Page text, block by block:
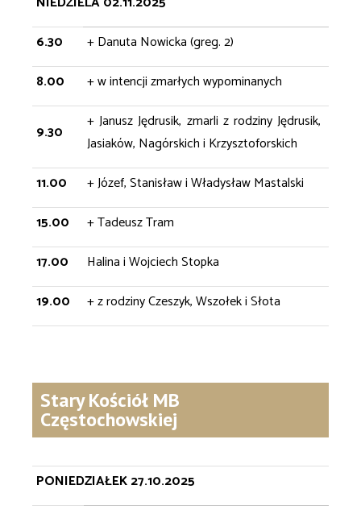
6.30
+ Danuta Nowicka (greg. 2)
8.00
+ w intencji zmarłych wypominanych
9.30
+ Janusz Jędrusik, zmarli z rodziny Jędrusik,
Jasiaków, Nagórskich i Krzysztoforskich
11.00
+ Józef, Stanisław i Władysław Mastalski
15.00
+ Tadeusz Tram
17.00
Halina i Wojciech Stopka
19.00
+ z rodziny Czeszyk, Wszołek i Słota
Stary Kościół MB
Częstochowskiej
PONIEDZIAŁEK 27.10.2025